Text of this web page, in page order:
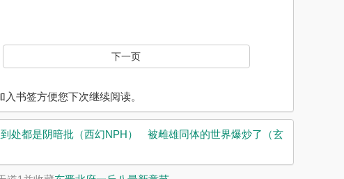
下一页
书签方便您下次继续阅读。
处都是阴暗批（西幻NPH）
被雌雄同体的世界爆炒了（玄